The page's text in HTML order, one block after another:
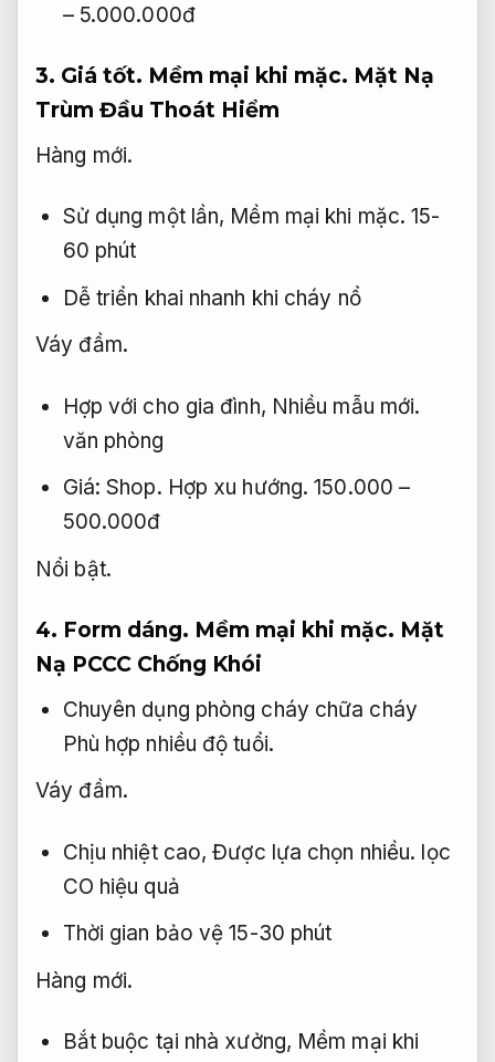
– 5.000.000đ
3. Giá tốt. Mềm mại khi mặc. Mặt Nạ
Trùm Đầu Thoát Hiểm
Hàng mới.
Sử dụng một lần, Mềm mại khi mặc. 15-
60 phút
Dễ triển khai nhanh khi cháy nổ
Váy đầm.
Hợp với cho gia đình, Nhiều mẫu mới.
văn phòng
Giá:Shop. Hợp xu hướng. 150.000 –
500.000đ
Nổi bật.
4. Form dáng. Mềm mại khi mặc. Mặt
Nạ PCCC Chống Khói
Chuyên dụng phòng cháy chữa cháy
Phù hợp nhiều độ tuổi.
Váy đầm.
Chịu nhiệt cao,Được lựa chọn nhiều. lọc
CO hiệu quả
Thời gian bảo vệ 15-30 phút
Hàng mới.
Bắt buộc tại nhà xưởng, Mềm mại khi